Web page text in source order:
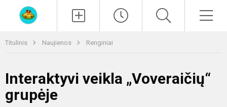
Titulinis Naujienos Renginiai
Interaktyvi veikla „Voveraičių“
grupėje